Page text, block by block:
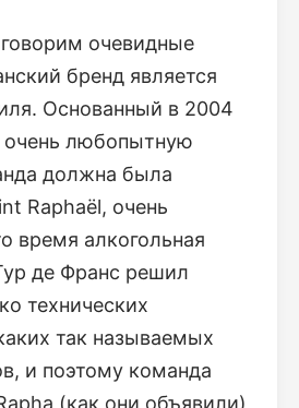
очевидные
бренд является
Основанный в 2004
очень любопытную
должна была
Raphaël, очень
время алкогольная
де Франс решил
технических
так называемых
и поэтому команда
(как они объявили)